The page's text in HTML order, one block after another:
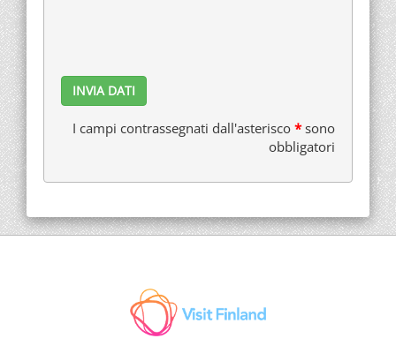
I campi contrassegnati dall'asterisco *sono
obbligatori